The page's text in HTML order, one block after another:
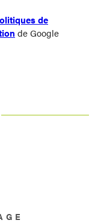
de
de Google